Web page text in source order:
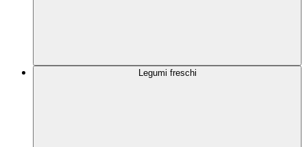
Legumi freschi